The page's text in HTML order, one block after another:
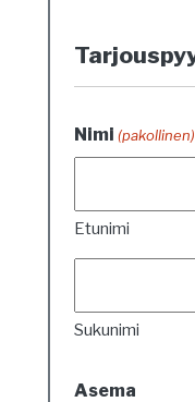
Nimi (pakollinen)
Etunimi
Sukunimi
Asema